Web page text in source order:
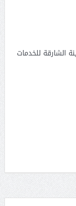
الشارقة للخدمات